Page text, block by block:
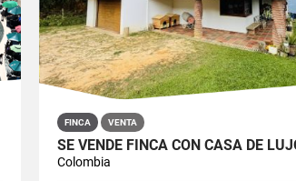
FINCA VENTA
Colombia